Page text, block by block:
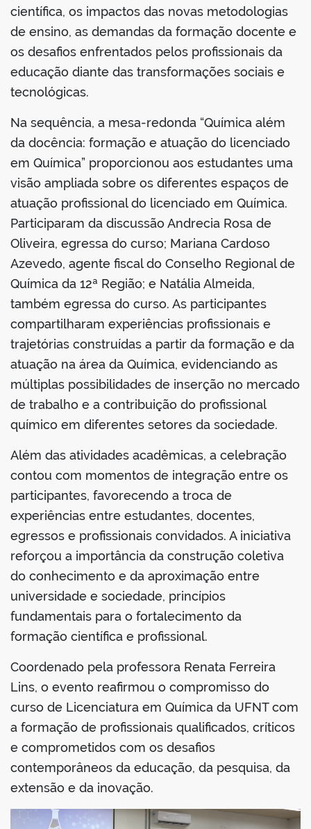
científica, os impactos das novas metodologias
de ensino, as demandas da formação docente e
os desafios enfrentados pelos profissionais da
educação diante das transformações sociais e
tecnológicas.
Na sequência, a mesa-redonda “Química além
da docência: formação e atuação do licenciado
em Química” proporcionou aos estudantes uma
visão ampliada sobre os diferentes espaços de
atuação profissional do licenciado em Química.
Participaram da discussão Andrecia Rosa de
Oliveira, egressa do curso; Mariana Cardoso
Azevedo, agente fiscal do Conselho Regional de
Química da 12ª Região; e Natália Almeida,
também egressa do curso. As participantes
compartilharam experiências profissionais e
trajetórias construídas a partir da formação e da
atuação na área da Química, evidenciando as
múltiplas possibilidades de inserção no mercado
de trabalho e a contribuição do profissional
químico em diferentes setores da sociedade.
Além das atividades acadêmicas, a celebração
contou com momentos de integração entre os
participantes, favorecendo a troca de
experiências entre estudantes, docentes,
egressos e profissionais convidados. A iniciativa
reforçou a importância da construção coletiva
do conhecimento e da aproximação entre
universidade e sociedade, princípios
fundamentais para o fortalecimento da
formação científica e profissional.
Coordenado pela professora Renata Ferreira
Lins, o evento reafirmou o compromisso do
curso de Licenciatura em Química da UFNT com
a formação de profissionais qualificados, críticos
e comprometidos com os desafios
contemporâneos da educação, da pesquisa, da
extensão e da inovação.